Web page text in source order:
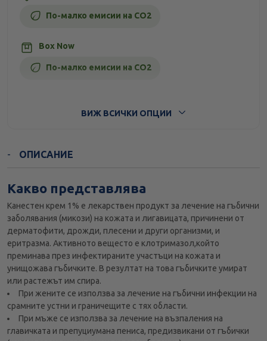
По-малко емисии на CO2
Box Now
По-малко емисии на CO2
ВИЖ ВСИЧКИ ОПЦИИ
ОПИСАНИЕ
Какво представлява
Канестен крем 1% е лекарствен продукт за лечение на гъбични
заболявания (микози) на кожата и лигавицата, причинени от
дерматофити, дрожди, плесени и други организми, и
еритразма. Активното вещесто е клотримазол,който
преминава през инфектираните участъци на кожата и
унищожава гъбичките. В резултат на това гъбичките умират
или растежът им спира.
При жените се използва за лечение на гъбични инфекции на
срамните устни и граничещите с тях области.
При мъже се използва за лечение на възпаления на
главичката и препуциумана пениса, предизвикани от гъбички